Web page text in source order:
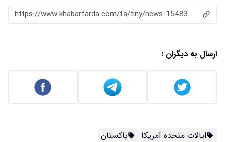
https://www.khabarfarda.com/fa/tiny/news-15483
ارسال به دیگران :
ایالات متحده آمریکا پاکستان